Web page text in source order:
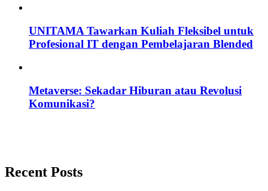
UNITAMA Tawarkan Kuliah Fleksibel untuk
Profesional IT dengan Pembelajaran Blended
Metaverse: Sekadar Hiburan atau Revolusi
Komunikasi?
Recent Posts